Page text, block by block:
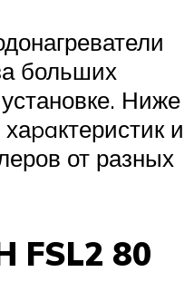
больших
Ниже
и
от разных
FSL2 80